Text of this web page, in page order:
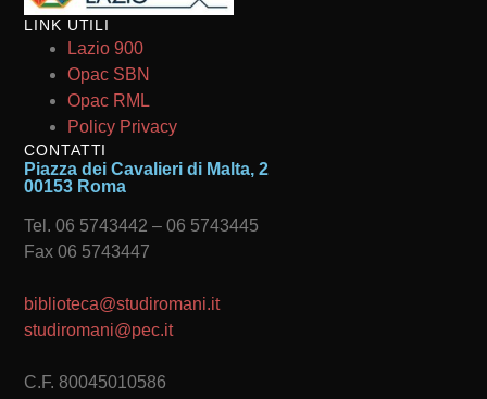
LINK UTILI
Lazio 900
Opac SBN
Opac RML
Policy Privacy
CONTATTI
Piazza dei Cavalieri di Malta, 2
00153 Roma
Tel. 06 5743442 – 06 5743445
Fax 06 5743447
biblioteca@studiromani.it
studiromani@pec.it
C.F. 80045010586